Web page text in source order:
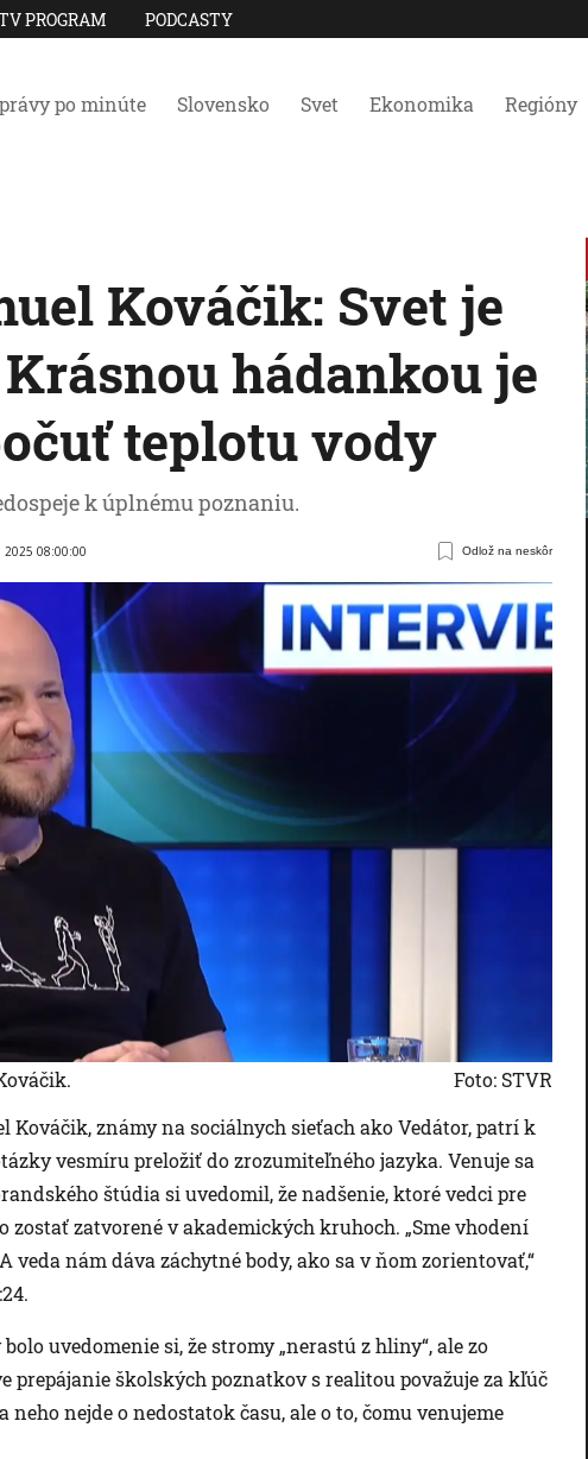
PROGRAM PODCASTY
po minúte Slovensko Svet Ekonomika Regióny
Kováčik: Svet je
hádankou je
teplotu vody
k úplnému poznaniu.
2025 08:00:00 Odlož na neskôr
Foto: STVR
Kováčik, známy na sociálnych sieťach ako Vedátor, patrí k
vesmíru preložiť do zrozumiteľného jazyka. Venuje sa
štúdia si uvedomil, že nadšenie, ktoré vedci pre
zostať zatvorené v akademických kruhoch. „Sme vhodení
veda nám dáva záchytné body, ako sa v ňom zorientovať,“
uvedomenie si, že stromy „nerastú z hliny“, ale zo
prepájanie školských poznatkov s realitou považuje za kľúč
nejde o nedostatok času, ale o to, čomu venujeme